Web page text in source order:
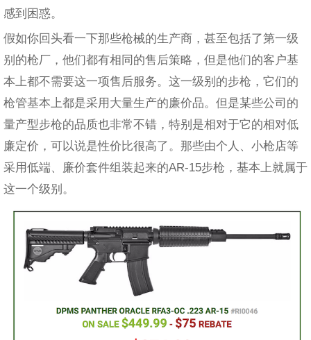
感到困惑。
假如你回头看一下那些枪械的生产商，甚至包括了第一级
别的枪厂，他们都有相同的售后策略，但是他们的客户基
本上都不需要这一项售后服务。这一级别的步枪，它们的
枪管基本上都是采用大量生产的廉价品。但是某些公司的
量产型步枪的品质也非常不错，特别是相对于它的相对低
廉定价，可以说是性价比很高了。那些由个人、小枪店等
采用低端、廉价套件组装起来的AR-15步枪，基本上就属于
这一个级别。